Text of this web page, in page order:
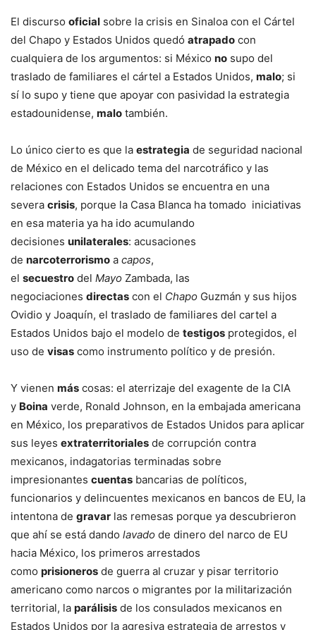
El discurso oficial sobre la crisis en Sinaloa con el Cártel
del Chapo y Estados Unidos quedó atrapado con
cualquiera de los argumentos: si México no supo del
traslado de familiares el cártel a Estados Unidos, malo; si
sí lo supo y tiene que apoyar con pasividad la estrategia
estadounidense, malo también.
Lo único cierto es que la estrategia de seguridad nacional
de México en el delicado tema del narcotráfico y las
relaciones con Estados Unidos se encuentra en una
severa crisis, porque la Casa Blanca ha tomado iniciativas
en esa materia ya ha ido acumulando
decisiones unilaterales: acusaciones
de narcoterrorismo a capos,
el secuestro del Mayo Zambada, las
negociaciones directas con el Chapo Guzmán y sus hijos
Ovidio y Joaquín, el traslado de familiares del cartel a
Estados Unidos bajo el modelo de testigos protegidos, el
uso de visas como instrumento político y de presión.
Y vienen más cosas: el aterrizaje del exagente de la CIA
y Boina verde, Ronald Johnson, en la embajada americana
en México, los preparativos de Estados Unidos para aplicar
sus leyes extraterritoriales de corrupción contra
mexicanos, indagatorias terminadas sobre
impresionantes cuentas bancarias de políticos,
funcionarios y delincuentes mexicanos en bancos de EU, la
intentona de gravar las remesas porque ya descubrieron
que ahí se está dando lavado de dinero del narco de EU
hacia México, los primeros arrestados
como prisioneros de guerra al cruzar y pisar territorio
americano como narcos o migrantes por la militarización
territorial, la parálisis de los consulados mexicanos en
Estados Unidos por la agresiva estrategia de arrestos y